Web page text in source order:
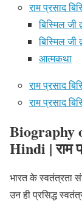
राम प्रसाद
बिस्मिल जी
बिस्मिल जी
आत्मकथा
राम प्रसाद
राम प्रसाद
Biography
Hindi | राम
भारत के स्वतंत्रता
उन ही प्रसिद्ध